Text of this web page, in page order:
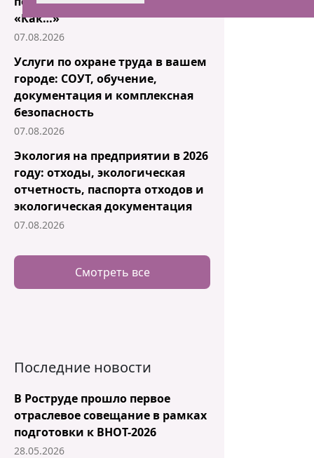
«Как…»
07.08.2026
Услуги по охране труда в вашем
городе: СОУТ, обучение,
документация и комплексная
безопасность
07.08.2026
Экология на предприятии в 2026
году: отходы, экологическая
отчетность, паспорта отходов и
экологическая документация
07.08.2026
Смотреть все
Последние новости
В Роструде прошло первое
отраслевое совещание в рамках
подготовки к ВНОТ-2026
28.05.2026